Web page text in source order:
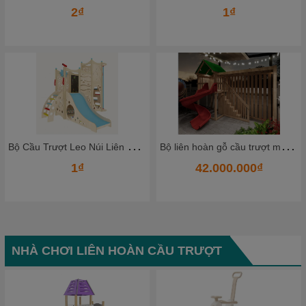
2₫
B
ộ Cầu Trượt Leo Núi Liên Hoàn Bằng Gỗ Cao Cấp – Không Gian Vận Động Mini Cho Bé Ngay Tại Nhà
1₫
1₫
B
ộ liên hoàn gỗ cầu trượt mẫu mới
42.000.000₫
NHÀ CHƠI LIÊN HOÀN CẦU TRƯỢT